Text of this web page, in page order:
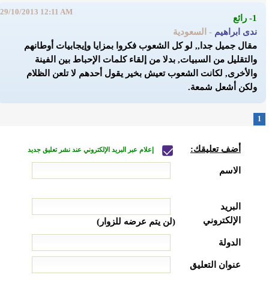
1- رائع
ندى ابراهيم - السعودية
29/10/2013 12:11 AM
مقال جميل جدا,, لو كل الشعوب فكروا بمزايا وإيجابيات أوطانهم
والتقليل من السبيات, بدلا من إلقاء كلمات الإحباط بين الفينة
والأخرى, لكانت الشعوب تعيش بخير يقول أحدهم لا تلعن الظلام
ولكن أشعل شمعة.
1
أضف تعليقك: إعلام عبر البريد الإلكتروني عند نشر تعليق جديد
الاسم
البريد
الإلكتروني
(لن يتم عرضه للزوار)
الدولة
عنوان التعليق